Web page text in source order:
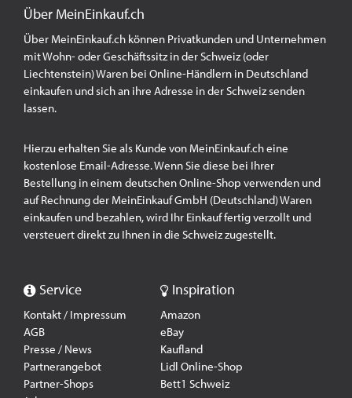
Über MeinEinkauf.ch
Über MeinEinkauf.ch können Privatkunden und Unternehmen
mit Wohn- oder Geschäftssitz in der Schweiz (oder
Liechtenstein) Waren bei Online-Händlern in Deutschland
einkaufen und sich an ihre Adresse in der Schweiz senden
lassen.
Hierzu erhalten Sie als Kunde von MeinEinkauf.ch eine
kostenlose Email-Adresse. Wenn Sie diese bei Ihrer
Bestellung in einem deutschen Online-Shop verwenden und
auf Rechnung der MeinEinkauf GmbH (Deutschland) Waren
einkaufen und bezahlen, wird Ihr Einkauf fertig verzollt und
versteuert direkt zu Ihnen in die Schweiz zugestellt.
Service
Kontakt / Impressum
AGB
Presse / News
Partnerangebot
Partner-Shops
Inspiration
Amazon
eBay
Kaufland
Lidl Online-Shop
Bett1 Schweiz